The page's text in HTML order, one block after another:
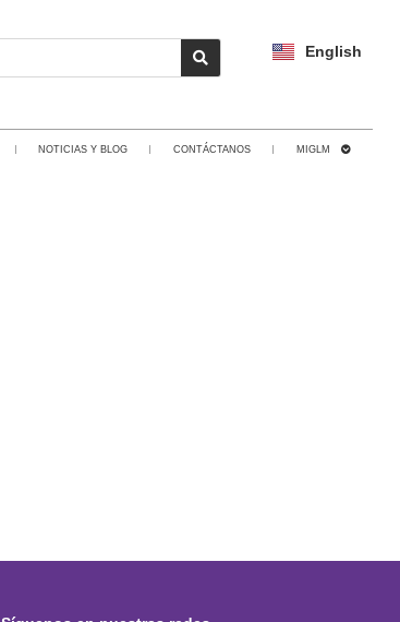
English
NOTICIAS Y BLOG CONTÁCTANOS MIGLM